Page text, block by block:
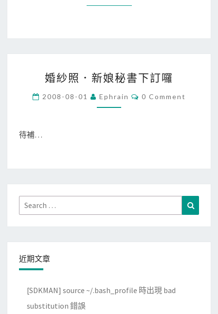
了
紗
照
．
訂
囉
婚紗照．新娘秘書下訂囉
2008-08-01 Ephrain
C
0 Comment
待補…
Search
for:
近期文章
[SDKMAN] source ~/.bash_profile 時出現 bad
substitution 錯誤